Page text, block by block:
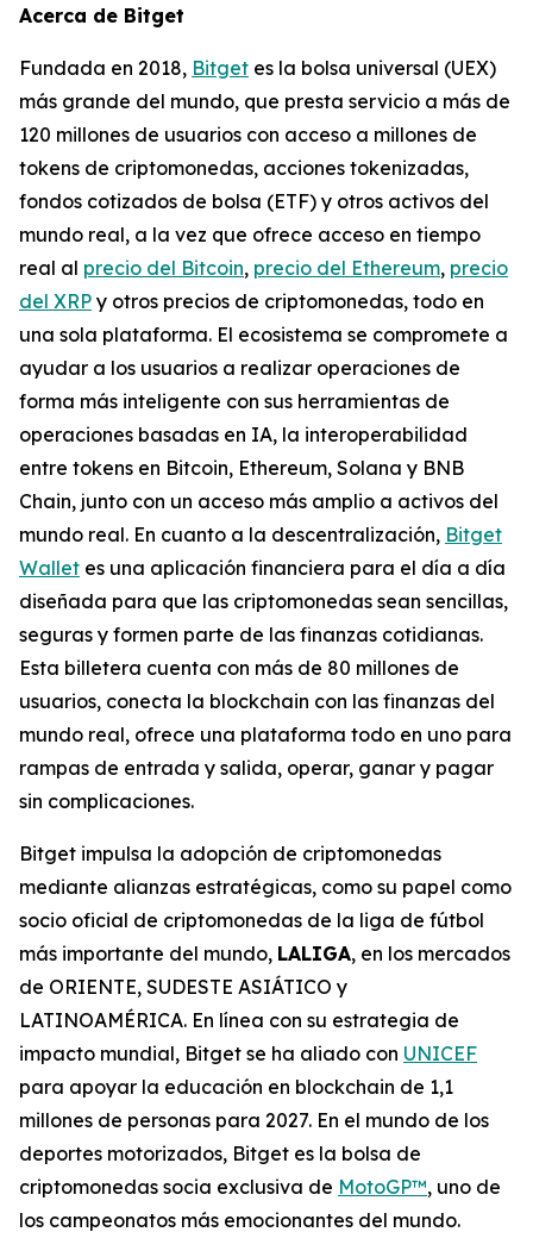
Acerca de Bitget
Fundada en 2018, Bitget es la bolsa universal (UEX)
más grande del mundo, que presta servicio a más de
120 millones de usuarios con acceso a millones de
tokens de criptomonedas, acciones tokenizadas,
fondos cotizados de bolsa (ETF) y otros activos del
mundo real, a la vez que ofrece acceso en tiempo
real al precio del Bitcoin, precio del Ethereum, precio
del XRP y otros precios de criptomonedas, todo en
una sola plataforma. El ecosistema se compromete a
ayudar a los usuarios a realizar operaciones de
forma más inteligente con sus herramientas de
operaciones basadas en IA, la interoperabilidad
entre tokens en Bitcoin, Ethereum, Solana y BNB
Chain, junto con un acceso más amplio a activos del
mundo real. En cuanto a la descentralización, Bitget
Wallet es una aplicación financiera para el día a día
diseñada para que las criptomonedas sean sencillas,
seguras y formen parte de las finanzas cotidianas.
Esta billetera cuenta con más de 80 millones de
usuarios, conecta la blockchain con las finanzas del
mundo real, ofrece una plataforma todo en uno para
rampas de entrada y salida, operar, ganar y pagar
sin complicaciones.
Bitget impulsa la adopción de criptomonedas
mediante alianzas estratégicas, como su papel como
socio oficial de criptomonedas de la liga de fútbol
más importante del mundo, LALIGA, en los mercados
de ORIENTE, SUDESTE ASIÁTICO y
LATINOAMÉRICA. En línea con su estrategia de
impacto mundial, Bitget se ha aliado con UNICEF
para apoyar la educación en blockchain de 1,1
millones de personas para 2027. En el mundo de los
deportes motorizados, Bitget es la bolsa de
criptomonedas socia exclusiva de MotoGP™, uno de
los campeonatos más emocionantes del mundo.